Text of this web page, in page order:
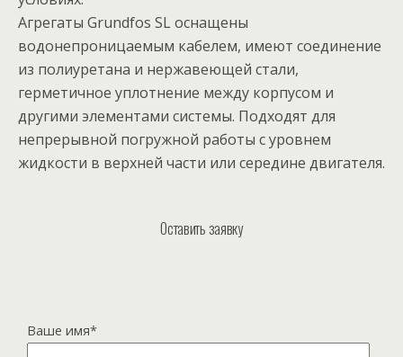
Агрегаты Grundfos SL оснащены
водонепроницаемым кабелем, имеют соединение
из полиуретана и нержавеющей стали,
герметичное уплотнение между корпусом и
другими элементами системы. Подходят для
непрерывной погружной работы с уровнем
жидкости в верхней части или середине двигателя.
Оставить заявку
Ваше имя*